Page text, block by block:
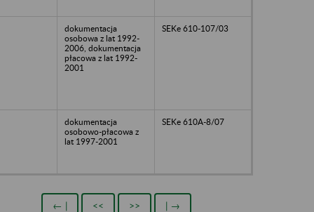
dokumentacja
osobowa z lat 1992-
2006, dokumentacja
płacowa z lat 1992-
2001
SEKe 610-107/03
dokumentacja
osobowo-płacowa z
lat 1997-2001
SEKe 610A-8/07
← | << >> | →